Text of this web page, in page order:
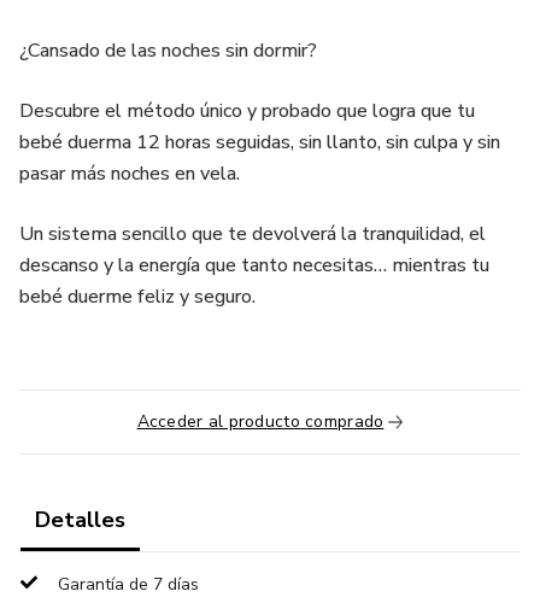
¿Cansado de las noches sin dormir?
Descubre el método único y probado que logra que tu
bebé duerma 12 horas seguidas, sin llanto, sin culpa y sin
pasar más noches en vela.
Un sistema sencillo que te devolverá la tranquilidad, el
descanso y la energía que tanto necesitas… mientras tu
bebé duerme feliz y seguro.
Acceder al producto comprado
Detalles
Garantía de 7 días